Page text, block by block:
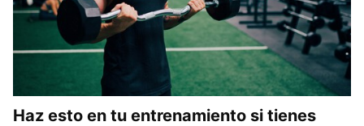
Haz esto en tu entrenamiento si tienes